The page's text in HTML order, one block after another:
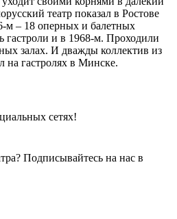
театр показал в Ростове
м – 18 оперных и балетных
гастроли и в 1968-м. Проходили
залах. И дважды коллектив из
на гастролях в Минске.
сетях!
Подписывайтесь на нас в